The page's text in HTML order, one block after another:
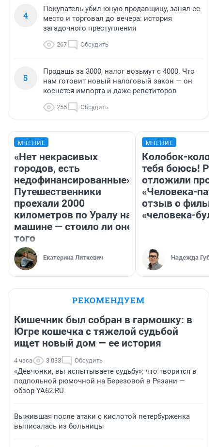
4
Покупатель убил юную продавщицу, занял ее
место и торговал до вечера: история
загадочного преступления
267 Обсудить
5
Продашь за 3000, налог возьмут с 4000. Что
нам готовит новый налоговый закон — он
коснется импорта и даже репетиторов
255 Обсудить
МНЕНИЕ
«Нет некрасивых
городов, есть
недофинансированные».
Путешественники
проехали 2000
километров по Уралу на
машине — стоило ли оно
того
Екатерина Литкевич
МНЕНИЕ
Колобок-
тебя боюсь!
отложили
«Человека-
отзыв о
«человека-
Надежда
РЕКОМЕНДУЕМ
Кишечник был собран в гармошку: в
Югре кошечка с тяжелой судьбой
ищет новый дом — ее история
4 часа 3 033 Обсудить
«Девчонки, вы испытываете судьбу»: что творится в
подпольной рюмочной на Березовой в Рязани —
обзор YA62.RU
Выжившая после атаки с кислотой петербурженка
выписалась из больницы